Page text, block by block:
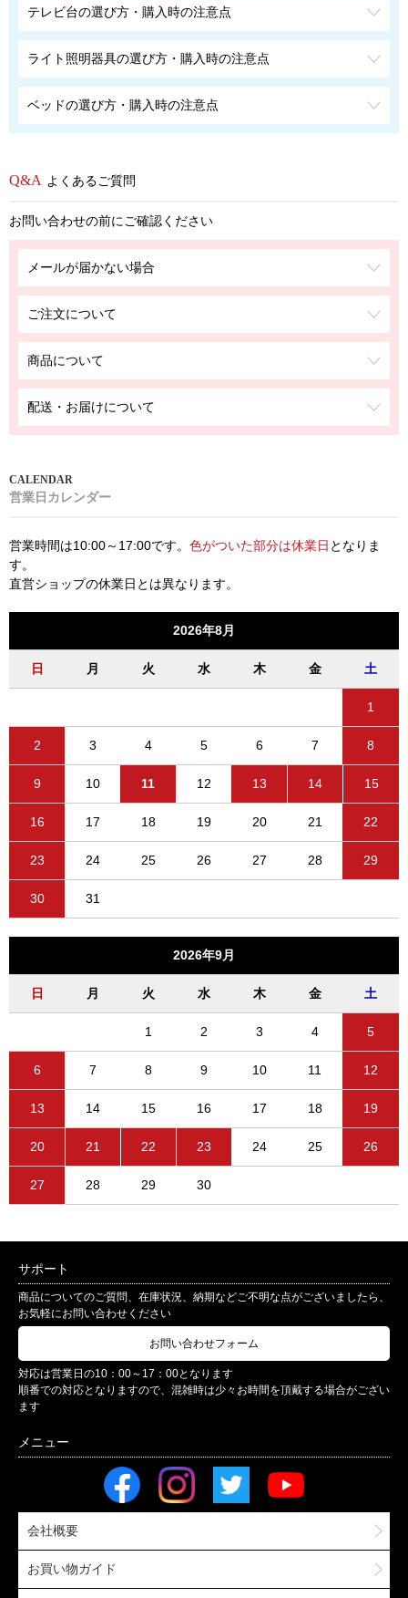
テレビ台の選び方・購入時の注意点
ライト照明器具の選び方・購入時の注意点
ベッドの選び方・購入時の注意点
よくあるご質問
お問い合わせの前にご確認ください
メールが届かない場合
ご注文について
商品について
配送・お届けについて
営業日カレンダー
営業時間は10:00～17:00です。 色がついた部分は休業日 となりま
す。
直営ショップの休業日とは異なります。
2026年8月
日 月 火 水 木 金 土
1
2 3 4 5 6 7 8
9 10 11 12 13 14 15
16 17 18 19 20 21 22
23 24 25 26 27 28 29
30 31
2026年9月
日 月 火 水 木 金 土
1 2 3 4 5
6 7 8 9 10 11 12
13 14 15 16 17 18 19
20 21 22 23 24 25 26
27 28 29 30
サポート
商品についてのご質問、在庫状況、納期などご不明な点がございましたら、
お気軽にお問い合わせください
お問い合わせフォーム
対応は営業日の10：00～17：00となります
順番での対応となりますので、混雑時は少々お時間を頂戴する場合がござい
ます
会社概要
お買い物ガイド